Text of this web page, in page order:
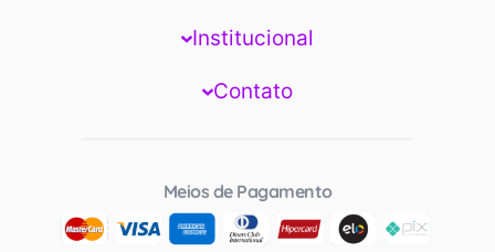
Institucional
Contato
Meios de Pagamento